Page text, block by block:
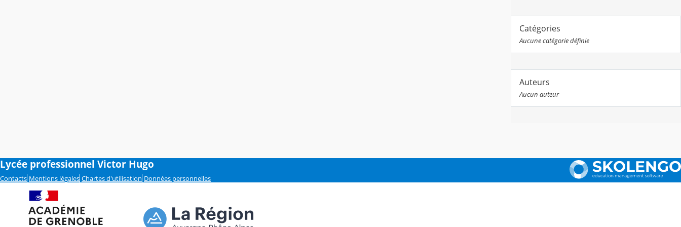
Catégories
Aucune catégorie définie
Auteurs
Aucun auteur
Lycée professionnel Victor Hugo
Contacts Mentions légales Chartes d'utilisation Données personnelles